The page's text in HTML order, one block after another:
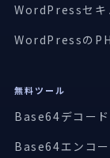
WordPressセキ
WordPressの
無料ツール
Base64デコー
Base64エンコ